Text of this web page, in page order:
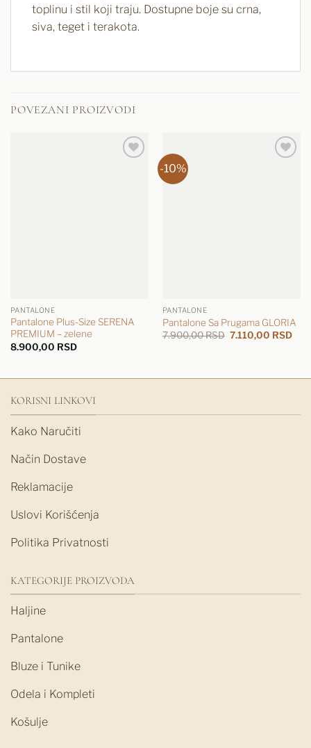
toplinu i stil koji traju. Dostupne boje su crna,
siva, teget i terakota.
POVEZANI PROIZVODI
PANTALONE
Pantalone Plus-Size SERENA
PREMIUM – zelene
8.900,00 RSD
-10%
PANTALONE
Pantalone Sa Prugama GLORIA
7.900,00RSD Originalna
7.110,00 RSD
KORISNI LINKOVI
Kako Naručiti
Način Dostave
Reklamacije
Uslovi Korišćenja
Politika Privatnosti
KATEGORIJE PROIZVODA
Haljine
Pantalone
Bluze i Tunike
Odela i Kompleti
Košulje